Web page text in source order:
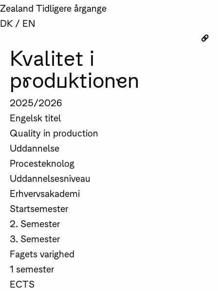
Zealand Tidligere årgange
DK / EN
Kvalitet i
produktionen
2025/2026
Engelsk titel
Quality in production
Uddannelse
Procesteknolog
Uddannelsesniveau
Erhvervsakademi
Startsemester
2. Semester
3. Semester
Fagets varighed
1 semester
ECTS